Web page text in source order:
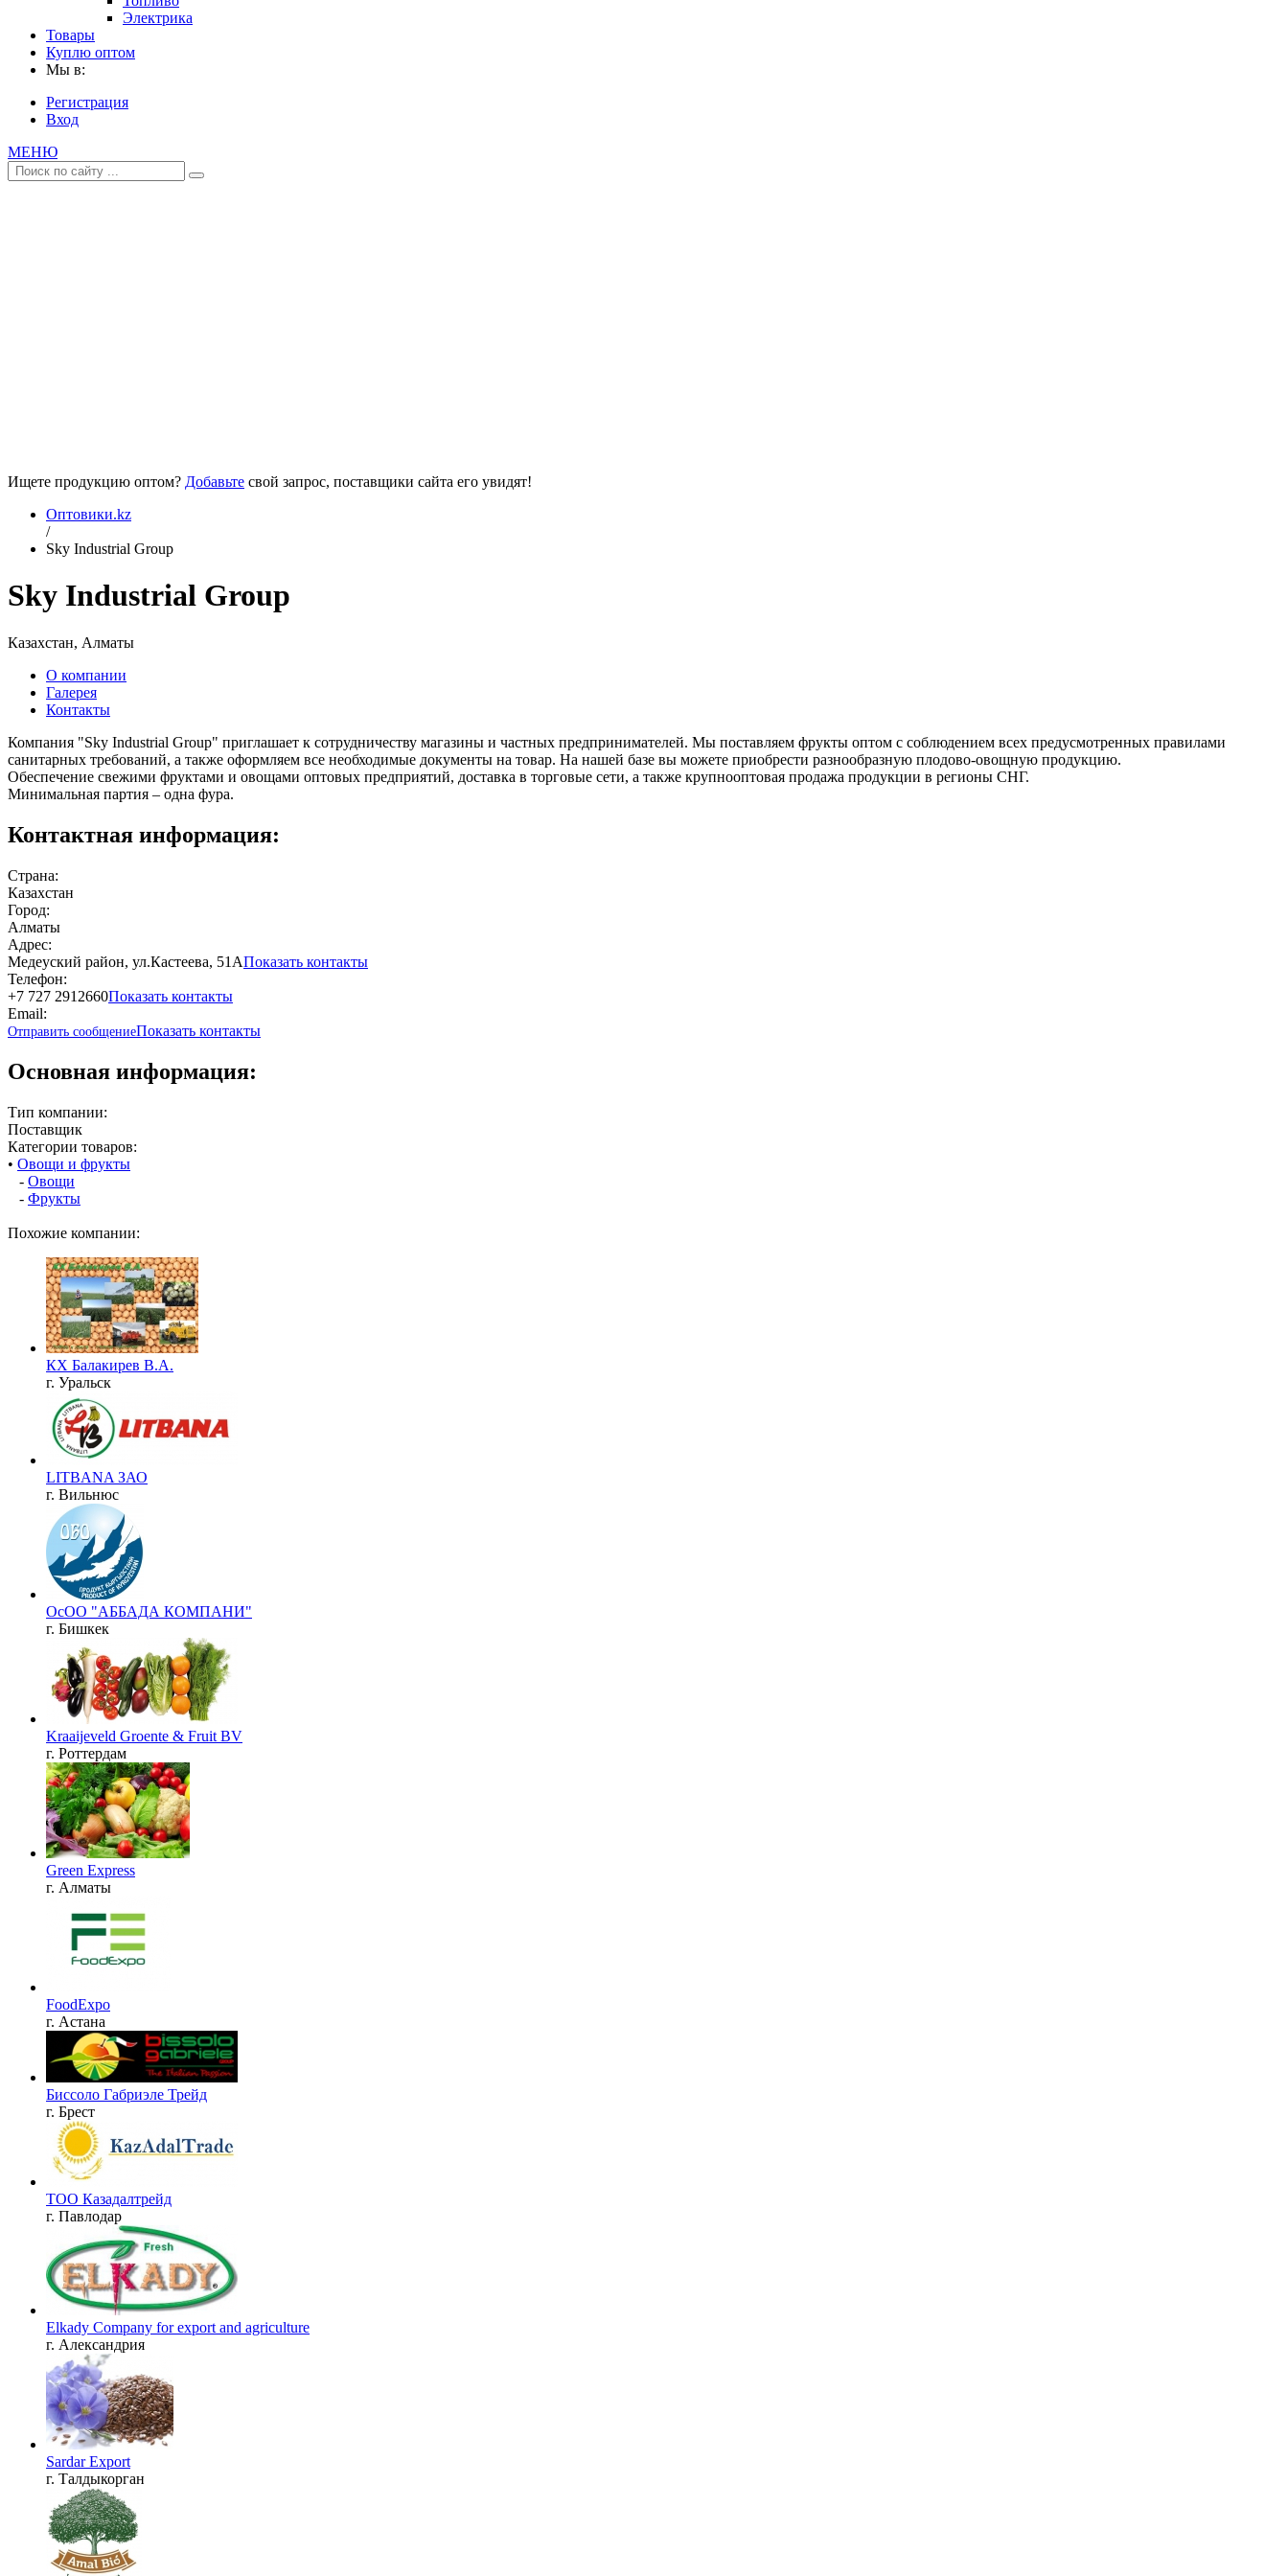
Электрика
Товары
Куплю оптом
Мы в:
Регистрация
Вход
МЕНЮ
Ищете продукцию оптом? Добавьте свой запрос, поставщики сайта его увидят!
Оптовики.kz
/
Sky Industrial Group
Sky Industrial Group
Казахстан, Алматы
О компании
Галерея
Контакты
Компания "Sky Industrial Group" приглашает к сотрудничеству магазины и частных предпринимателей. Мы поставляем фрукты оптом с соблюдением всех предусмотренных правилами
санитарных требований, а также оформляем все необходимые документы на товар. На нашей базе вы можете приобрести разнообразную плодово-овощную продукцию.
Обеспечение свежими фруктами и овощами оптовых предприятий, доставка в торговые сети, а также крупнооптовая продажа продукции в регионы СНГ.
Минимальная партия – одна фура.
Контактная информация:
Страна:
Казахстан
Город:
Алматы
Адрес:
Медеуский район, ул.Кастеева, 51АПоказать контакты
Телефон:
+7 727 2912660Показать контакты
Email:
Отправить сообщениеПоказать контакты
Основная информация:
Тип компании:
Поставщик
Категории товаров:
• Овощи и фрукты
- Овощи
- Фрукты
Похожие компании:
КХ Балакирев В.А.
г. Уральск
LITBANA ЗАО
г. Вильнюс
ОсОО "АББАДА КОМПАНИ"
г. Бишкек
Kraaijeveld Groente & Fruit BV
г. Роттердам
Green Express
г. Алматы
FoodExpo
г. Астана
Биссоло Габриэле Трейд
г. Брест
ТОО Казадалтрейд
г. Павлодар
Elkady Company for export and agriculture
г. Александрия
Sardar Export
г. Талдыкорган